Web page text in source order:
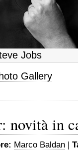
Jobs
Gallery
novità in
Marco Baldan |